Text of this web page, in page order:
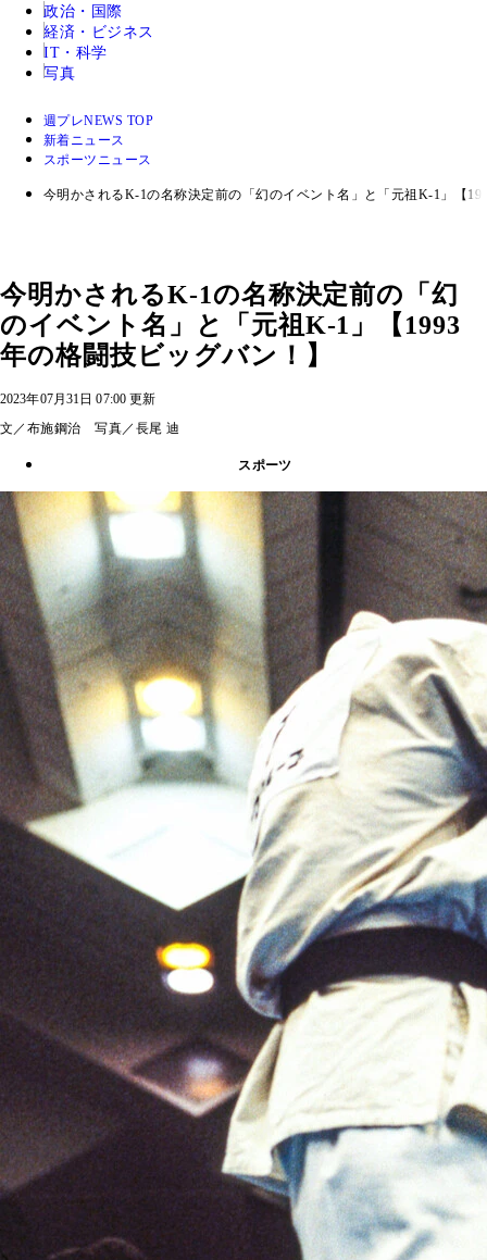
政治・国際
経済・ビジネス
IT・科学
写真
週プレNEWS TOP
新着ニュース
スポーツニュース
今明かされるK-1の名称決定前の「幻のイベント名」と「元祖K-1」【
今明かされるK-1の名称決定前の「幻
のイベント名」と「元祖K-1」【1993
年の格闘技ビッグバン！】
2023年07月31日 07:00 更新
文／布施鋼治 写真／長尾 迪
スポーツ